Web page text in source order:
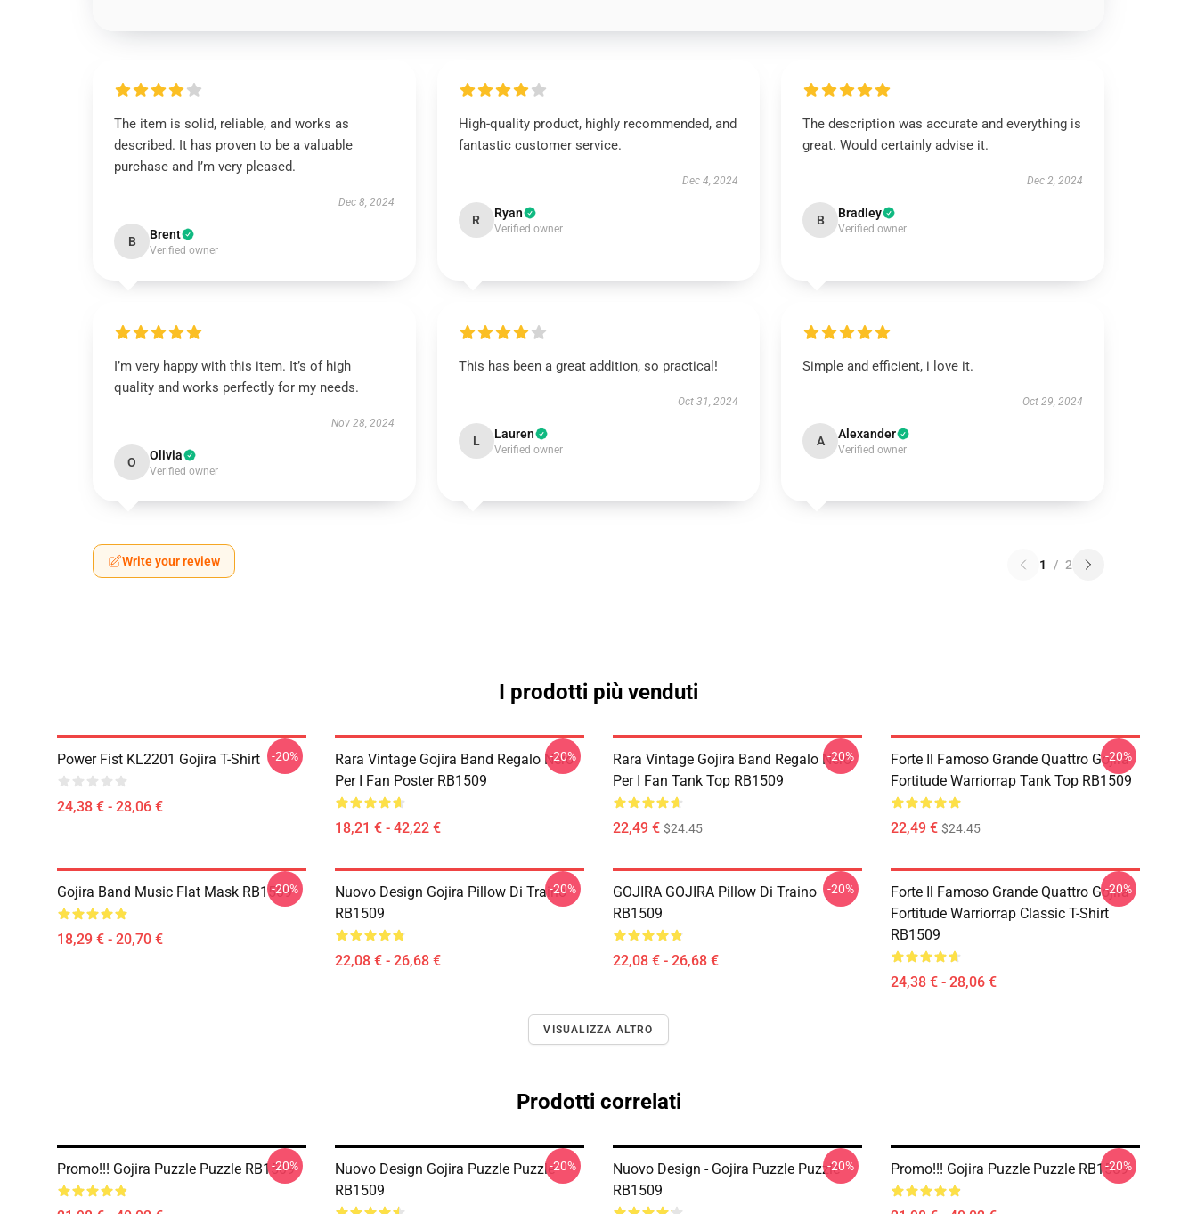
The item is solid, reliable, and works as
described. It has proven to be a valuable
purchase and I’m very pleased.
Dec 8, 2024
B Brent
Verified owner
High-quality product, highly recommended, and
fantastic customer service.
Dec 4, 2024
R Ryan
Verified owner
The description was accurate and everything is
great. Would certainly advise it.
Dec 2, 2024
B Bradley
Verified owner
I’m very happy with this item. It’s of high
quality and works perfectly for my needs.
Nov 28, 2024
O Olivia
Verified owner
This has been a great addition, so practical!
Oct 31, 2024
L Lauren
Verified owner
Simple and efficient, i love it.
Oct 29, 2024
A Alexander
Verified owner
Write your review 1 / 2
I prodotti più venduti
Power Fist KL2201 Gojira T-Shirt
24,38 € - 28,06 €
-20%
Rara Vintage Gojira Band Regalo Nero
Per I Fan Poster RB1509
18,21 € - 42,22 €
-20%
Rara Vintage Gojira Band Regalo Nero
Per I Fan Tank Top RB1509
22,49 € $24.45
-20%
Forte Il Famoso Grande Quattro Gojira
Fortitude Warriorrap Tank Top RB1509
22,49 € $24.45
-20%
Gojira Band Music Flat Mask RB1509
18,29 € - 20,70 €
-20%
Nuovo Design Gojira Pillow Di Traino
RB1509
22,08 € - 26,68 €
-20%
GOJIRA GOJIRA Pillow Di Traino
RB1509
22,08 € - 26,68 €
-20%
Forte Il Famoso Grande Quattro Gojira
Fortitude Warriorrap Classic T-Shirt
RB1509
24,38 € - 28,06 €
-20%
VISUALIZZA ALTRO
Prodotti correlati
Promo!!! Gojira Puzzle Puzzle RB1509
-20%
Nuovo Design Gojira Puzzle Puzzle
RB1509
-20%
Nuovo Design - Gojira Puzzle Puzzle
RB1509
-20% Promo!!! Gojira Puzzle Puzzle RB1509
-20%